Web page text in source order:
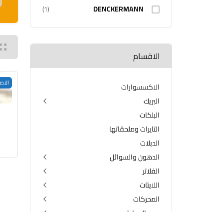
DENCKERMANN
(1)
الاقسام
الاكسسوارات
البريك
الدسكات الامامية والخلفية
الفلنجات
البلكات
التايرات وملحقاتها
الدبلات
الدهون والسوائل
دهن الكير
دهن المحرك
مضافات البانزين
مضافات لدهن المحرك
الفلاتر
فلتر التبريد
فلتر الدهن
اللايتات
اللايتات الاماميةالمحركات